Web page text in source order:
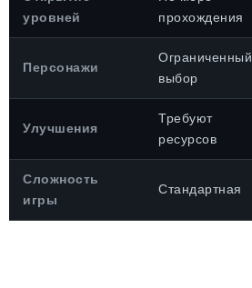
уровней
прохождения
Персонажи
Ограниченный
выбор
Улучшения
Требуют
ресурсов
Сложность
игры
Стандартная